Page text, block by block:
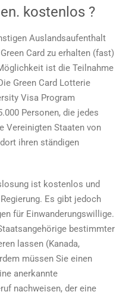
kostenlos ?
Auslandsaufenthalt
Card zu erhalten (fast)
ist die Teilnahme
Green Card Lotterie
Visa Program
Personen, die jedes
Vereinigten Staaten von
ihren ständigen
ist kostenlos und
Es gibt jedoch
für Einwanderungswillige.
bestimmter
lassen (Kanada,
müssen Sie einen
anerkannte
nachweisen, der eine